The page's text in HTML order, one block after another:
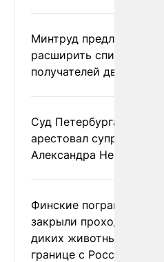
Минтруд предложил
расширить список
получателей двух
Суд Петербурга заочно
арестовал супругу
Александра Невзорова
Финские пограничники
закрыли проходы для
диких животных на
границе с Россией